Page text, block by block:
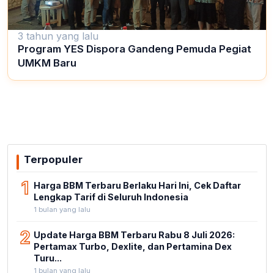
3 tahun yang lalu
Program YES Dispora Gandeng Pemuda Pegiat
UMKM Baru
Terpopuler
1 Harga BBM Terbaru Berlaku Hari Ini, Cek Daftar
Lengkap Tarif di Seluruh Indonesia
1 bulan yang lalu
2 Update Harga BBM Terbaru Rabu 8 Juli 2026:
Pertamax Turbo, Dexlite, dan Pertamina Dex
Turu...
1 bulan yang lalu